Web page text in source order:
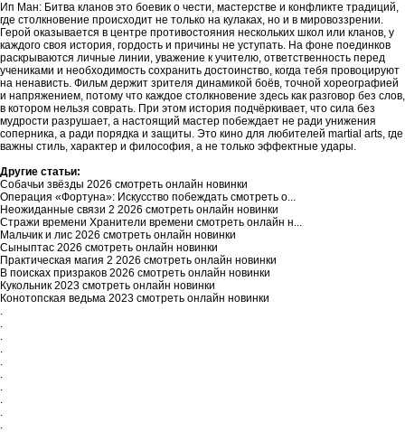
Ип Ман: Битва кланов это боевик о чести, мастерстве и конфликте традиций,
где столкновение происходит не только на кулаках, но и в мировоззрении.
Герой оказывается в центре противостояния нескольких школ или кланов, у
каждого своя история, гордость и причины не уступать. На фоне поединков
раскрываются личные линии, уважение к учителю, ответственность перед
учениками и необходимость сохранить достоинство, когда тебя провоцируют
на ненависть. Фильм держит зрителя динамикой боёв, точной хореографией
и напряжением, потому что каждое столкновение здесь как разговор без слов,
в котором нельзя соврать. При этом история подчёркивает, что сила без
мудрости разрушает, а настоящий мастер побеждает не ради унижения
соперника, а ради порядка и защиты. Это кино для любителей martial arts, где
важны стиль, характер и философия, а не только эффектные удары.
Другие статьи:
Собачьи звёзды 2026 смотреть онлайн новинки
Операция «Фортуна»: Искусство побеждать смотреть о...
Неожиданные связи 2 2026 смотреть онлайн новинки
Стражи времени Хранители времени смотреть онлайн н...
Мальчик и лис 2026 смотреть онлайн новинки
Сыныптас 2026 смотреть онлайн новинки
Практическая магия 2 2026 смотреть онлайн новинки
В поисках призраков 2026 смотреть онлайн новинки
Кукольник 2023 смотреть онлайн новинки
Конотопская ведьма 2023 смотреть онлайн новинки
.
.
.
.
.
.
.
.
.
.